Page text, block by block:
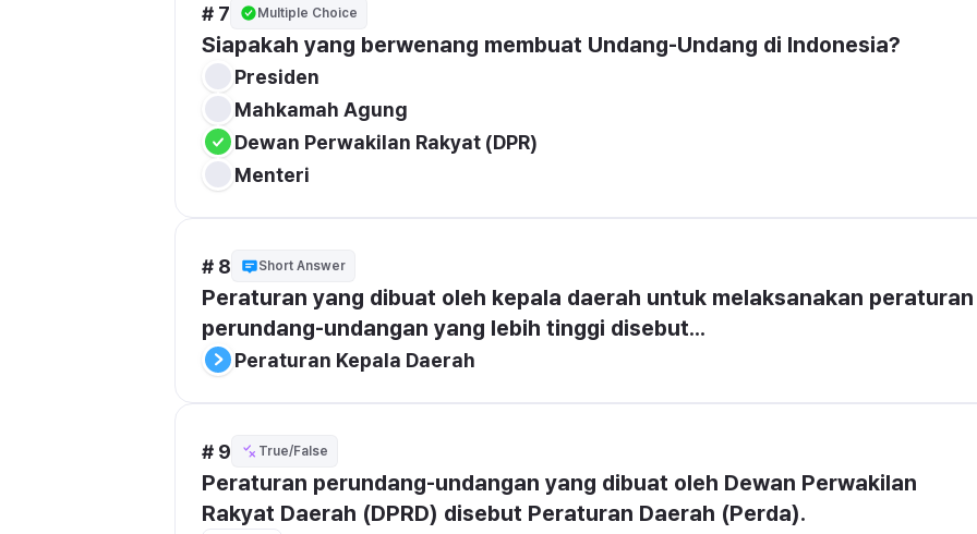
# 7 Multiple Choice
Siapakah yang berwenang membuat Undang-Undang di Indonesia?
Presiden
Mahkamah Agung
Dewan Perwakilan Rakyat (DPR)
Menteri
# 8 Short Answer
Peraturan yang dibuat oleh kepala daerah untuk melaksanakan peraturan
perundang-undangan yang lebih tinggi disebut...
Peraturan Kepala Daerah
# 9 True/False
Peraturan perundang-undangan yang dibuat oleh Dewan Perwakilan
Rakyat Daerah (DPRD) disebut Peraturan Daerah (Perda).